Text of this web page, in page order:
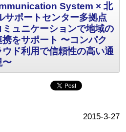
System × 北
サポートセンター多拠点
ュニケーションで地域の
をサポート 〜コンパク
ウド利用で信頼性の高い通
〜
2015-3-27